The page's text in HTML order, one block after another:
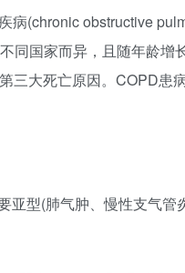
病(chronic obstructive
同国家而异，且随年龄
三大死亡原因。COPD患
亚型(肺气肿、慢性支气